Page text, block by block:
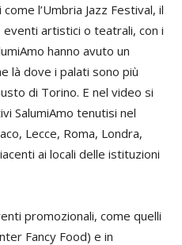
l’Umbria Jazz Festival, il
eventi artistici o teatrali, con i
hanno avuto un
là dove i palati sono più
di Torino. E nel video si
SalumiAmo tenutisi nel
Lecce, Roma, Londra,
ai locali delle istituzioni
promozionali, come quelli
Fancy Food) e in